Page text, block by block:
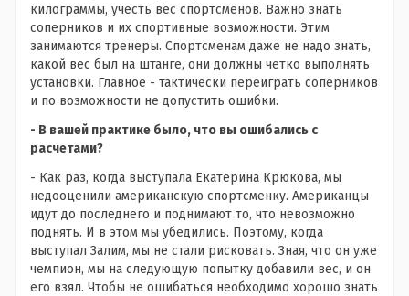
килограммы, учесть вес спортсменов. Важно знать
соперников и их спортивные возможности. Этим
занимаются тренеры. Спортсменам даже не надо знать,
какой вес был на штанге, они должны четко выполнять
установки. Главное - тактически переиграть соперников
и по возможности не допустить ошибки.
- В вашей практике было, что вы ошибались с
расчетами?
- Как раз, когда выступала Екатерина Крюкова, мы
недооценили американскую спортсменку. Американцы
идут до последнего и поднимают то, что невозможно
поднять. И в этом мы убедились. Поэтому, когда
выступал Залим, мы не стали рисковать. Зная, что он уже
чемпион, мы на следующую попытку добавили вес, и он
его взял. Чтобы не ошибаться необходимо хорошо знать